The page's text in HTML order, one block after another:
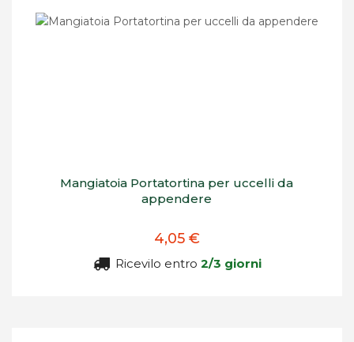
Mangiatoia Portatortina per uccelli da
appendere
4,05 €
Ricevilo entro 2/3 giorni